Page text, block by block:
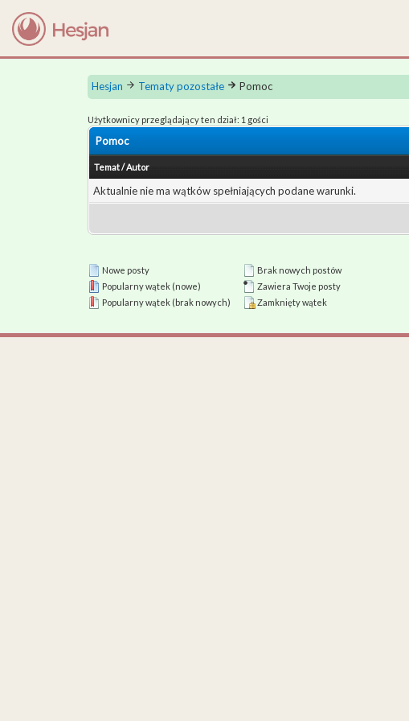
Hesjan Tematy pozostałe Pomoc
Użytkownicy przeglądający ten dział: 1 gości
Pomoc
Temat/Autor
Aktualnie nie ma wątków spełniających podane warunki.
Nowe posty
Popularny wątek (nowe)
Popularny wątek (brak nowych)
Brak nowych postów
Zawiera Twoje posty
Zamknięty wątek